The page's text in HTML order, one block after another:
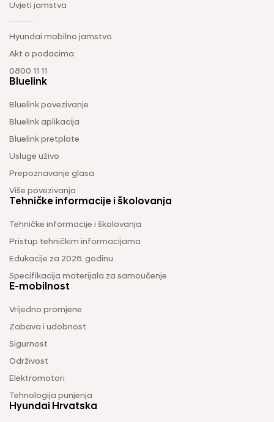
Uvjeti jamstva
Hyundai mobilno jamstvo
Akt o podacima
0800 11 11
Bluelink
Bluelink povezivanje
Bluelink aplikacija
Bluelink pretplate
Usluge uživo
Prepoznavanje glasa
Više povezivanja
Tehničke informacije i školovanja
Tehničke informacije i školovanja
Pristup tehničkim informacijama
Edukacije za 2026. godinu
Specifikacija materijala za samoučenje
E-mobilnost
Vrijedno promjene
Zabava i udobnost
Sigurnost
Održivost
Elektromotori
Tehnologija punjenja
Hyundai Hrvatska